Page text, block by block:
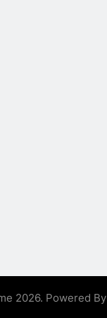
2026. Powered By